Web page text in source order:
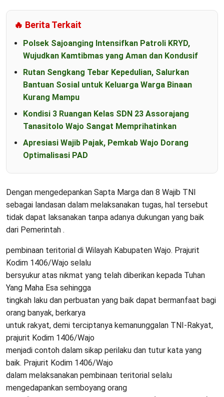
🔥 Berita Terkait
Polsek Sajoanging Intensifkan Patroli KRYD,
Wujudkan Kamtibmas yang Aman dan Kondusif
Rutan Sengkang Tebar Kepedulian, Salurkan
Bantuan Sosial untuk Keluarga Warga Binaan
Kurang Mampu
Kondisi 3 Ruangan Kelas SDN 23 Assorajang
Tanasitolo Wajo Sangat Memprihatinkan
Apresiasi Wajib Pajak, Pemkab Wajo Dorang
Optimalisasi PAD
Dengan mengedepankan Sapta Marga dan 8 Wajib TNI
sebagai landasan dalam melaksanakan tugas, hal tersebut
tidak dapat laksanakan tanpa adanya dukungan yang baik
dari Pemerintah .
pembinaan teritorial di Wilayah Kabupaten Wajo. Prajurit
Kodim 1406/Wajo selalu
bersyukur atas nikmat yang telah diberikan kepada Tuhan
Yang Maha Esa sehingga
tingkah laku dan perbuatan yang baik dapat bermanfaat bagi
orang banyak, berkarya
untuk rakyat, demi terciptanya kemanunggalan TNI-Rakyat,
prajurit Kodim 1406/Wajo
menjadi contoh dalam sikap perilaku dan tutur kata yang
baik. Prajurit Kodim 1406/Wajo
dalam melaksanakan pembinaan teritorial selalu
mengedapankan semboyang orang